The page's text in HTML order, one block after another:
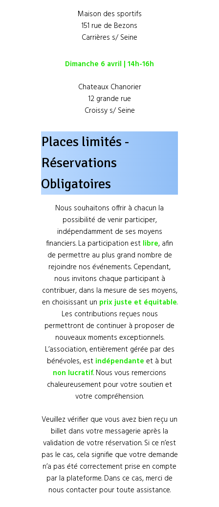
Maison des sportifs
151 rue de Bezons
Carrières s/ Seine
Dimanche 6 avril | 14h-16h
Chateaux Chanorier
12 grande rue
Croissy s/ Seine
Places limités -
Réservations
Obligatoires
Nous souhaitons offrir à chacun la
possibilité de venir participer,
indépendamment de ses moyens
financiers. La participation est libre, afin
de permettre au plus grand nombre de
rejoindre nos événements. Cependant,
nous invitons chaque participant à
contribuer, dans la mesure de ses moyens,
en choisissant un prix juste et équitable.
Les contributions reçues nous
permettront de continuer à proposer de
nouveaux moments exceptionnels.
L’association, entièrement gérée par des
bénévoles, est indépendante et à but
non lucratif. Nous vous remercions
chaleureusement pour votre soutien et
votre compréhension.
Veuillez vérifier que vous avez bien reçu un
billet dans votre messagerie après la
validation de votre réservation. Si ce n’est
pas le cas, cela signifie que votre demande
n’a pas été correctement prise en compte
par la plateforme. Dans ce cas, merci de
nous contacter pour toute assistance.